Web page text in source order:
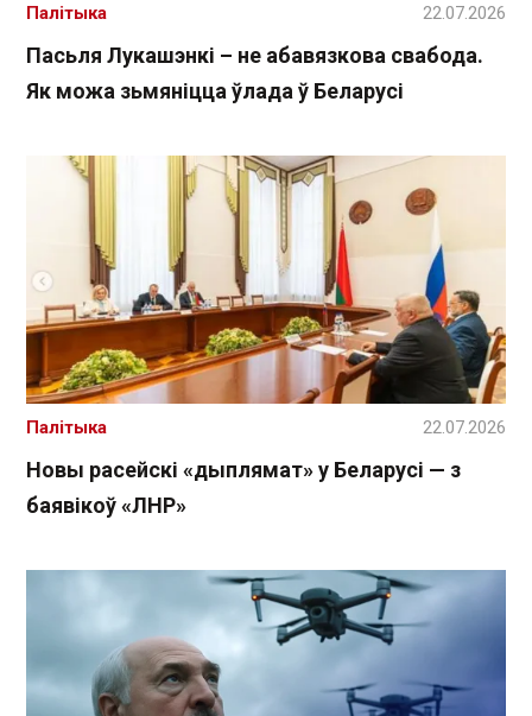
Пасьля Лукашэнкі – не абавязкова свабода.
Як можа зьмяніцца ўлада ў Беларусі
Палітыка 22.07.2026
Новы расейскі «дыплямат» у Беларусі — з
баявікоў «ЛНР»
Палітыка 22.07.2026